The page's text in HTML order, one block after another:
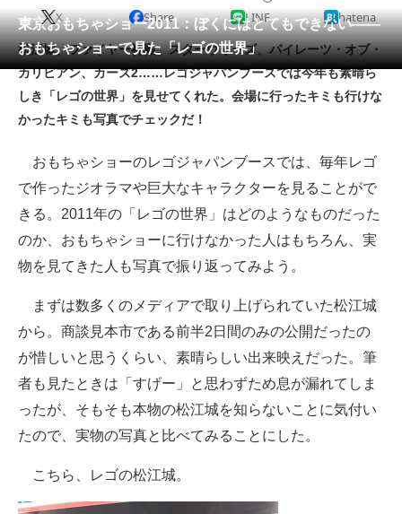
会員記事
メディア
注目記事を集めた総合ページ
進化するPCとデバイスの未来
好きが集まる 比べて選べる
AI活用のいまが分かる
企業ITのトレンドを詳説
経営リーダーのコミュニティ
マーケ×ITの今がよく分かる
ITエンジニア向け専門サイト
東京おもちゃショー2011：ぼくにはとてもできない――
おもちゃショーで見た「レゴの世界」
X Share LINE hatena
松江城、ファイヤー神殿、スターウォーズ、パイレーツ・オブ・
カリビアン、カーズ2……レゴジャパンブースでは今年も素晴ら
しき「レゴの世界」を見せてくれた。会場に行ったキミも行けな
かったキミも写真でチェックだ！
おもちゃショーのレゴジャパンブースでは、毎年レゴ
で作ったジオラマや巨大なキャラクターを見ることがで
きる。2011年の「レゴの世界」はどのようなものだった
のか、おもちゃショーに行けなかった人はもちろん、実
物を見てきた人も写真で振り返ってみよう。
まずは数多くのメディアで取り上げられていた松江城
から。商談見本市である前半2日間のみの公開だったの
が惜しいと思うくらい、素晴らしい出来映えだった。筆
者も見たときは「すげー」と思わずため息が漏れてしま
ったが、そもそも本物の松江城を知らないことに気付い
たので、実物の写真と比べてみることにした。
こちら、レゴの松江城。